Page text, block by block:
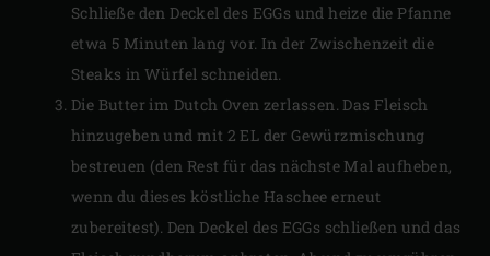
Schließe den Deckel des EGGs und heize die Pfanne
etwa 5 Minuten lang vor. In der Zwischenzeit die
Steaks in Würfel schneiden.
Die Butter im Dutch Oven zerlassen. Das Fleisch
hinzugeben und mit 2 EL der Gewürzmischung
bestreuen (den Rest für das nächste Mal aufheben,
wenn du dieses köstliche Haschee erneut
zubereitest). Den Deckel des EGGs schließen und das